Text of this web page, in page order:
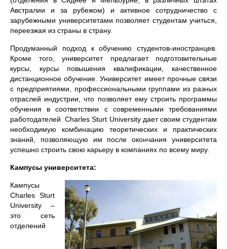
Австралии и за рубежом) и активное сотрудничество с
зарубежными университетами позволяет студентам учиться,
переезжая из страны в страну.
Продуманный подход к обучению студентов-иностранцев.
Кроме того, университет предлагает подготовительные
курсы, курсы повышения квалификации, качественное
дистанционное обучение. Университет имеет прочные связи
с предприятиями, профессиональными группами из разных
отраслей индустрии, что позволяет ему строить программы
обучения в соответствии с современными требованиями
работодателей. Charles Sturt University дает своим студентам
необходимую комбинацию теоретических и практических
знаний, позволяющую им после окончания университета
успешно строить свою карьеру в компаниях по всему миру.
Кампусы университета:
Кампусы
Charles Sturt
University –
это сеть
отделений